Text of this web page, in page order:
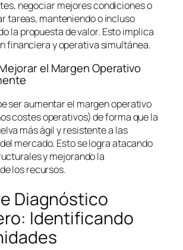
negociar mejores condiciones o
tareas, manteniendo o incluso
la propuesta de valor. Esto implica
financiera y operativa simultánea.
el Margen Operativo
ser aumentar el margen operativo
costes operativos) de forma que la
más ágil y resistente a las
mercado. Esto se logra atacando
y mejorando la
los recursos.
Diagnóstico
Identificando